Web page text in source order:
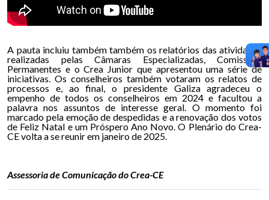
A pauta incluiu também também os relatórios das atividades
realizadas pelas Câmaras Especializadas, Comissões
Permanentes e o Crea Junior que apresentou uma série de
iniciativas. Os conselheiros também votaram os relatos de
processos e, ao final, o presidente Galiza agradeceu o
empenho de todos os conselheiros em 2024 e facultou a
palavra nos assuntos de interesse geral. O momento foi
marcado pela emoção de despedidas e a renovação dos votos
de Feliz Natal e um Próspero Ano Novo. O Plenário do Crea-
CE volta a se reunir em janeiro de 2025.
Assessoria de Comunicação do Crea-CE